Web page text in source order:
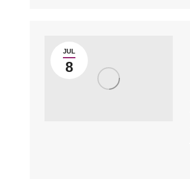
JUL
8